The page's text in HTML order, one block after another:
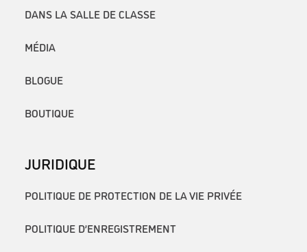
DANS LA SALLE DE CLASSE
MÉDIA
BLOGUE
BOUTIQUE
JURIDIQUE
POLITIQUE DE PROTECTION DE LA VIE PRIVÉE
POLITIQUE D’ENREGISTREMENT